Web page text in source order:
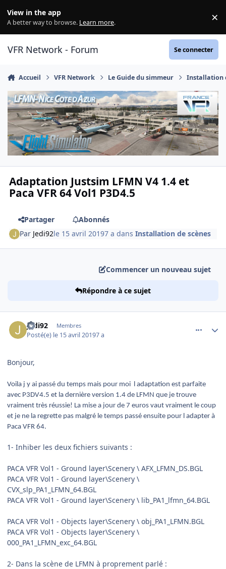
View in the app
A better way to browse. Learn more. ×
VFR Network - Forum Se connecter
Accueil VFR Network Le Guide du simmeur Installation
Adaptation Justsim LFMN V4 1.4 et
Paca VFR 64 Vol1 P3D4.5
Partager
Abonnés
Par Jedi92le 15 avril 20197 a dansInstallation de scènes
Commencer un nouveau sujet
Répondre à ce sujet
Jedi92 Membres
Posté(e) le 15 avril 20197 a
Bonjour,
Voila j y ai passé du temps mais pour moi l adaptation est parfaite
avec P3DV4.5 et la dernière version 1.4 de LFMN que je trouve
vraiment très réussie! La mise a jour de 7 euros vaut vraiment le coup
et je ne la regrette pas malgré le temps passé ensuite pour l adapter à
Paca VFR 64.
1- Inhiber les deux fichiers suivants :
PACA VFR Vol1 - Ground layer\Scenery \ AFX_LFMN_DS.BGL
PACA VFR Vol1 - Ground layer\Scenery \
CVX_slp_PA1_LFMN_64.BGL
PACA VFR Vol1 - Ground layer\Scenery \ lib_PA1_lfmn_64.BGL
PACA VFR Vol1 - Objects layer\Scenery \ obj_PA1_LFMN.BGL
PACA VFR Vol1 - Objects layer\Scenery \
000_PA1_LFMN_exc_64.BGL
2- Dans la scène de LFMN à proprement parlé :